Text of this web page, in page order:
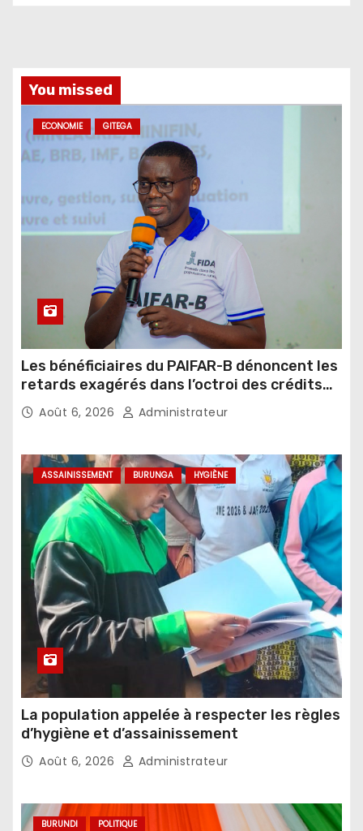
You missed
ECONOMIE GITEGA
Les bénéficiaires du PAIFAR-B dénoncent les
retards exagérés dans l’octroi des crédits
agricoles
Août 6, 2026 Administrateur
ASSAINISSEMENT BURUNGA HYGIÈNE
La population appelée à respecter les règles
d’hygiène et d’assainissement
Août 6, 2026 Administrateur
BURUNDI POLITIQUE